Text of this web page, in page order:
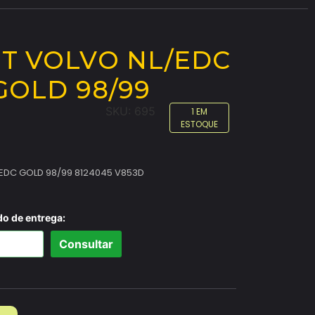
VOLVO NL/EDC
98/99
1 EM
ESTOQUE
GOLD 98/99 8124045 V853D
de entrega:
Consultar